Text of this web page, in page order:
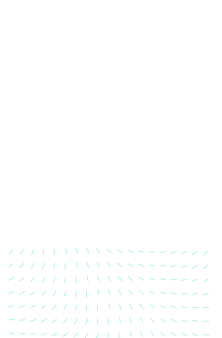
Karosserievermessung
Unsere exakte Karosserievermessung stellt sicher,
dass Ihre Fahrzeugkarosserie nach einem Unfall